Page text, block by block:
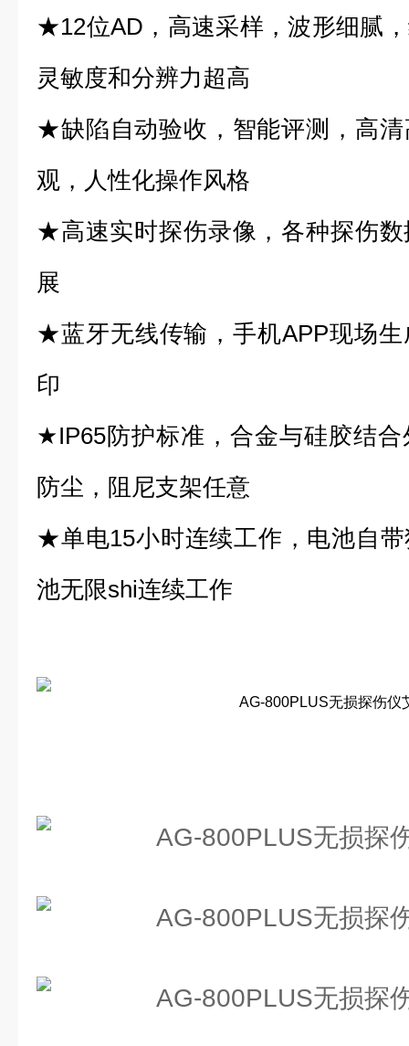
★12位AD，高速采样，波形细腻
灵敏度和分辨力超高
★缺陷自动验收，智能评测，高
观，人性化操作风格
★高速实时探伤录像，各种探伤
展
★蓝牙无线传输，手机APP现场
印
★IP65防护标准，合金与硅胶结
防尘，阻尼支架任意
★单电15小时连续工作，电池自
池无限shi连续工作